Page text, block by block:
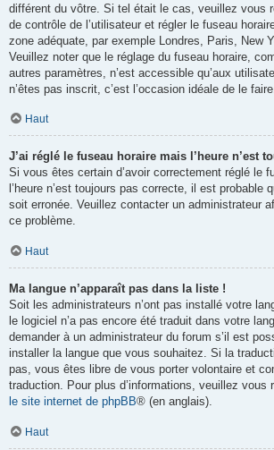
différent du vôtre. Si tel était le cas, veuillez vous
de contrôle de l’utilisateur et régler le fuseau
zone adéquate, par exemple Londres, Paris, New
Veuillez noter que le réglage du fuseau horaire,
autres paramètres, n’est accessible qu’aux
n’êtes pas inscrit, c’est l’occasion idéale de le faire.
Haut
J’ai réglé le fuseau horaire mais l’heure n’est
Si vous êtes certain d’avoir correctement réglé le
l’heure n’est toujours pas correcte, il est probable
soit erronée. Veuillez contacter un administrateur
ce problème.
Haut
Ma langue n’apparaît pas dans la liste !
Soit les administrateurs n’ont pas installé votre
le logiciel n’a pas encore été traduit dans votre
demander à un administrateur du forum s’il est
installer la langue que vous souhaitez. Si la
pas, vous êtes libre de vous porter volontaire et
traduction. Pour plus d’informations, veuillez vous
le site internet de phpBB® (en anglais).
Haut